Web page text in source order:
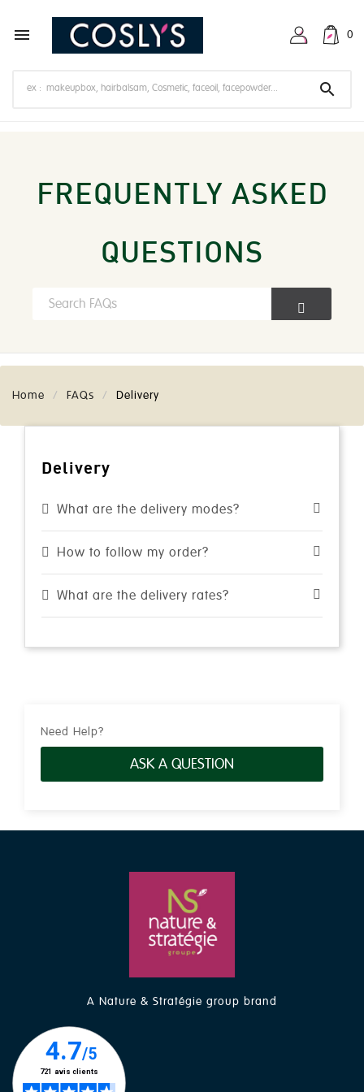
 0

FREQUENTLY ASKED
QUESTIONS
Home FAQs Delivery
Delivery
What are the delivery modes?
How to follow my order?
What are the delivery rates?
Need Help?
ASK A QUESTION
A Nature & Stratégie group brand